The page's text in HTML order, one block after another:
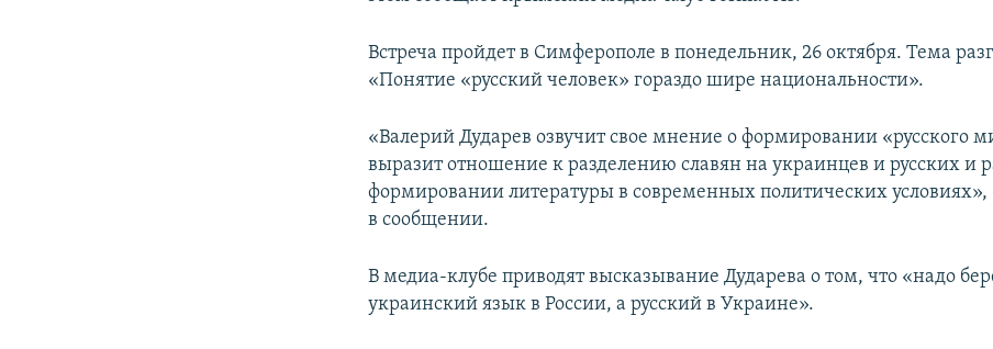
Встреча пройдет в Симферополе в понедельник, 26 октября. Тема
«Понятие «русский человек» гораздо шире национальности».
«Валерий Дударев озвучит свое мнение о формировании «русского
выразит отношение к разделению славян на украинцев и русских и
формировании литературы в современных политических условиях»,
в сообщении.
В медиа-клубе приводят высказывание Дударева о том, что «надо
украинский язык в России, а русский в Украине».